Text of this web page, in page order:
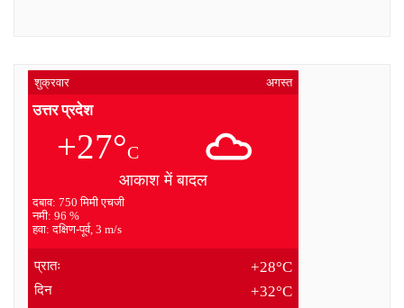
शुक्रवार अगस्त
उत्तर प्रदेश
+27°C
आकाश में बादल
दबाव: 750 मिमी एचजी
नमी: 96 %
हवा: दक्षिण-पूर्व, 3 m/s
प्रातः +28°C
दिन +32°C